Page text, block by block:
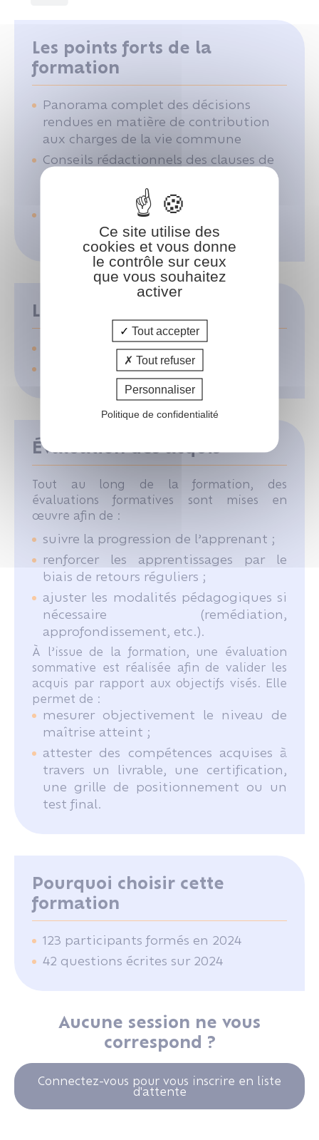
Les points forts de la
formation
Panorama complet des décisions
rendues en matière de contribution
aux charges de la vie commune
Conseils rédactionnels des clauses de
contribution aux charges du mariage
et de l'aide matérielle
Conseils sur l'opportunité et la
rédaction de reconnaissance de dette
Les moyens pédagogiques
Support pédagogique
PowerPoint
Évaluation des acquis
Tout au long de la formation, des
évaluations formatives sont mises en
œuvre afin de :
suivre la progression de l’apprenant ;
renforcer les apprentissages par le
biais de retours réguliers ;
ajuster les modalités pédagogiques si
nécessaire (remédiation,
approfondissement, etc.).
À l’issue de la formation, une évaluation
sommative est réalisée afin de valider les
acquis par rapport aux objectifs visés. Elle
permet de :
mesurer objectivement le niveau de
maîtrise atteint ;
attester des compétences acquises à
travers un livrable, une certification,
une grille de positionnement ou un
test final.
Pourquoi choisir cette
formation
123 participants formés en 2024
42 questions écrites sur 2024
Aucune session ne vous
correspond ?
Connectez-vous pour vous inscrire en liste
d'attente
Ce site utilise des
cookies et vous donne
le contrôle sur ceux
que vous souhaitez
activer
Tout accepter
Tout refuser
Personnaliser
Politique de confidentialité